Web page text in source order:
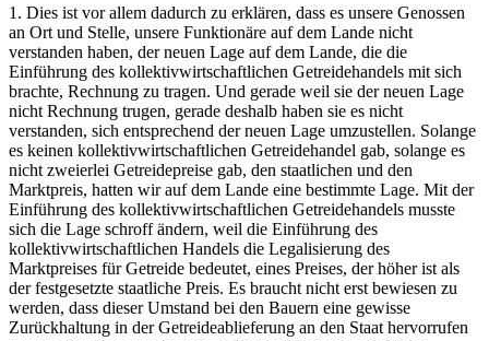
1. Dies ist vor allem dadurch zu erklären, dass es unsere Genossen
an Ort und Stelle, unsere Funktionäre auf dem Lande nicht
verstanden haben, der neuen Lage auf dem Lande, die die
Einführung des kollektivwirtschaftlichen Getreidehandels mit sich
brachte, Rechnung zu tragen. Und gerade weil sie der neuen Lage
nicht Rechnung trugen, gerade deshalb haben sie es nicht
verstanden, sich entsprechend der neuen Lage umzustellen. Solange
es keinen kollektivwirtschaftlichen Getreidehandel gab, solange es
nicht zweierlei Getreidepreise gab, den staatlichen und den
Marktpreis, hatten wir auf dem Lande eine bestimmte Lage. Mit der
Einführung des kollektivwirtschaftlichen Getreidehandels musste
sich die Lage schroff ändern, weil die Einführung des
kollektivwirtschaftlichen Handels die Legalisierung des
Marktpreises für Getreide bedeutet, eines Preises, der höher ist als
der festgesetzte staatliche Preis. Es braucht nicht erst bewiesen zu
werden, dass dieser Umstand bei den Bauern eine gewisse
Zurückhaltung in der Getreideablieferung an den Staat hervorrufen